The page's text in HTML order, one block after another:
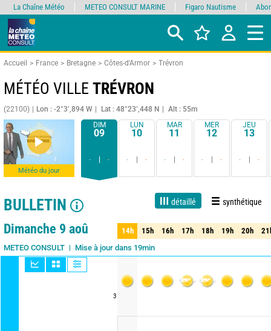
Accueil France Bretagne Côtes-d'Armor Trévron
MÉTÉO VILLE TRÉVRON
(22100) Lon : -2°3’,894 W Lat : 48°23’,448 N Alt : 55m
Météo du jour
DIM
09
- -
LUN
10
- -
MAR
11
- -
MER
12
- -
JEU
13
- -
BULLETIN détaillé synthétique
Live 1 jour 3 jours 15 jours Fiabilité 80%
Dimanche 9 aoû
METEO CONSULT Mise à jour dans 19min
3
14h 15h 16h 17h 18h 19h 20h
14h 15h 16h 17h 18h 19h 20h
La Chaîne Météo METEO CONSULT MARINE Figaro Nautisme